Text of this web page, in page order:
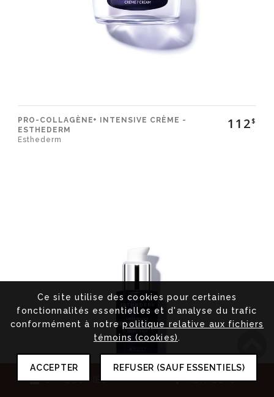
Ce site utilise des cookies pour certaines
fonctionnalités essentielles et d'analyse du trafic
conformément à notrepolitique relative aux fichiers
témoins (cookies).
ACCEPTER REFUSER (SAUF ESSENTIELS)
CATÉGORIES FILTRES (1)
PRO-COLLAGÈNE+ INTENSIVE CRÈME -
ESTHEDERM
Esthederm
112$